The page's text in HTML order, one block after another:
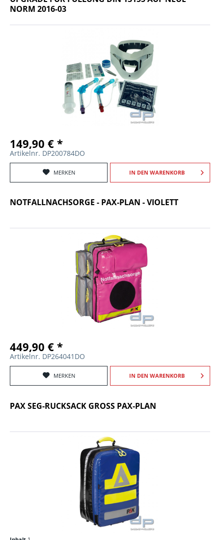
NORM 2016-03
149,90 € *
Artikelnr. DP200784DO
MERKEN IN DEN WARENKORB
NOTFALLNACHSORGE - PAX-PLAN - VIOLETT
449,90 € *
Artikelnr. DP264041DO
MERKEN IN DEN WARENKORB
PAX SEG-RUCKSACK GROSS PAX-PLAN